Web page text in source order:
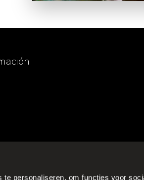
personaliseren, om functies voor